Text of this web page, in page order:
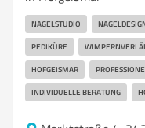
NAGELSTUDIO
PEDIKÜRE
HOFGEISMAR
INDIVIDUELLE BERATUNG